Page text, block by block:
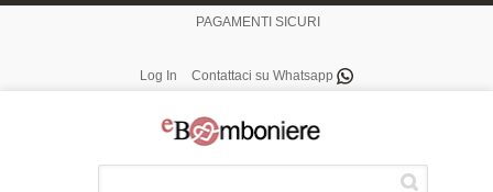
PAGAMENTI SICURI
Log In Contattaci su Whatsapp